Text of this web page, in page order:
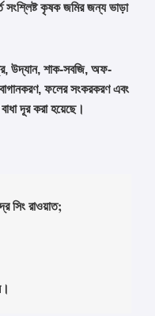
সংশ্লিষ্ট কৃষক জমির জন্য ভাড়া
উদ্যান, শাক-সবজি, অফ-
ফলের সংকরকরণ এবং
দূর করা হয়েছে।
সিং রাওয়াত;